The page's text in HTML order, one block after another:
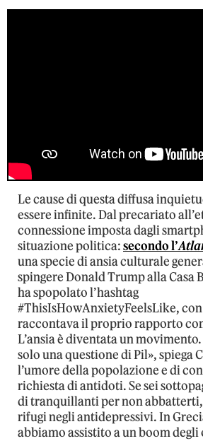
Le cause di questa diffusa
essere infinite. Dal precariato
connessione imposta dagli
situazione politica:secondo l’
una specie di ansia culturale
spingere Donald Trump alla Casa
ha spopolato l’hashtag
#ThisIsHowAnxietyFeelsLike,
raccontava il proprio rapporto
L’ansia è diventata un
solo una questione di Pil», spiega
l’umore della popolazione e di
richiesta di antidoti. Se sei
di tranquillanti per non
rifugi negli antidepressivi. In
abbiamo assistito a un boom degli